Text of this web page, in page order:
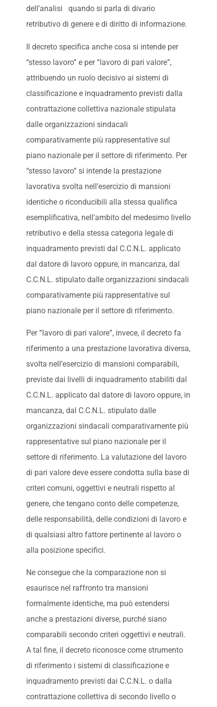
dell’analisi quando si parla di divario
retributivo di genere e di diritto di informazione.
Il decreto specifica anche cosa si intende per
“stesso lavoro” e per “lavoro di pari valore”,
attribuendo un ruolo decisivo ai sistemi di
classificazione e inquadramento previsti dalla
contrattazione collettiva nazionale stipulata
dalle organizzazioni sindacali
comparativamente più rappresentative sul
piano nazionale per il settore di riferimento. Per
“stesso lavoro” si intende la prestazione
lavorativa svolta nell’esercizio di mansioni
identiche o riconducibili alla stessa qualifica
esemplificativa, nell’ambito del medesimo livello
retributivo e della stessa categoria legale di
inquadramento previsti dal C.C.N.L. applicato
dal datore di lavoro oppure, in mancanza, dal
C.C.N.L. stipulato dalle organizzazioni sindacali
comparativamente più rappresentative sul
piano nazionale per il settore di riferimento.
Per “lavoro di pari valore”, invece, il decreto fa
riferimento a una prestazione lavorativa diversa,
svolta nell’esercizio di mansioni comparabili,
previste dai livelli di inquadramento stabiliti dal
C.C.N.L. applicato dal datore di lavoro oppure, in
mancanza, dal C.C.N.L. stipulato dalle
organizzazioni sindacali comparativamente più
rappresentative sul piano nazionale per il
settore di riferimento. La valutazione del lavoro
di pari valore deve essere condotta sulla base di
criteri comuni, oggettivi e neutrali rispetto al
genere, che tengano conto delle competenze,
delle responsabilità, delle condizioni di lavoro e
di qualsiasi altro fattore pertinente al lavoro o
alla posizione specifici.
Ne consegue che la comparazione non si
esaurisce nel raffronto tra mansioni
formalmente identiche, ma può estendersi
anche a prestazioni diverse, purché siano
comparabili secondo criteri oggettivi e neutrali.
A tal fine, il decreto riconosce come strumento
di riferimento i sistemi di classificazione e
inquadramento previsti dai C.C.N.L. o dalla
contrattazione collettiva di secondo livello o